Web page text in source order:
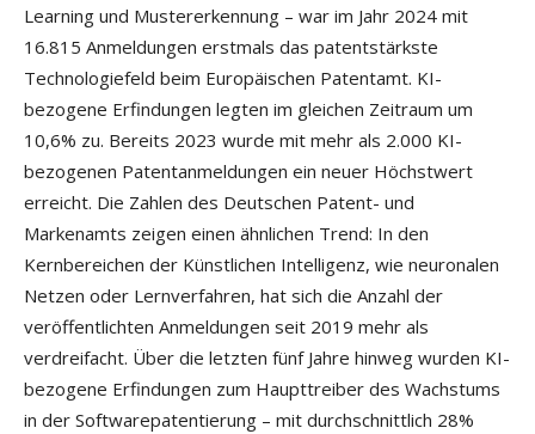
Learning und Mustererkennung – war im Jahr 2024 mit
16.815 Anmeldungen erstmals das patentstärkste
Technologiefeld beim Europäischen Patentamt. KI-
bezogene Erfindungen legten im gleichen Zeitraum um
10,6% zu. Bereits 2023 wurde mit mehr als 2.000 KI-
bezogenen Patentanmeldungen ein neuer Höchstwert
erreicht. Die Zahlen des Deutschen Patent- und
Markenamts zeigen einen ähnlichen Trend: In den
Kernbereichen der Künstlichen Intelligenz, wie neuronalen
Netzen oder Lernverfahren, hat sich die Anzahl der
veröffentlichten Anmeldungen seit 2019 mehr als
verdreifacht. Über die letzten fünf Jahre hinweg wurden KI-
bezogene Erfindungen zum Haupttreiber des Wachstums
in der Softwarepatentierung – mit durchschnittlich 28%